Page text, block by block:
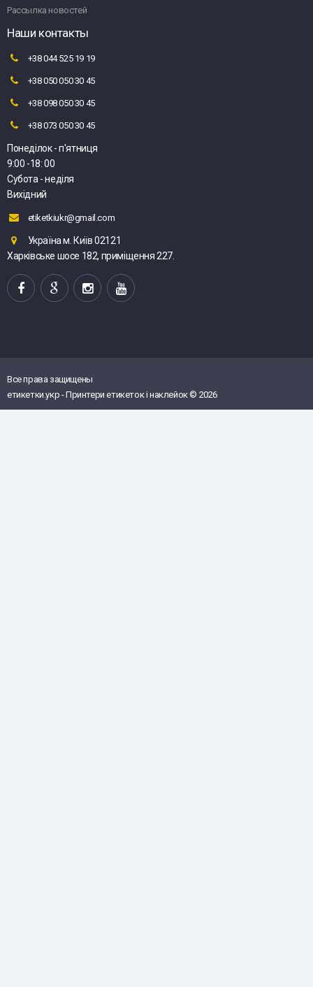
Рассылка новостей
Наши контакты
+38 044 525 19 19
+38 050 050 30 45
+38 098 050 30 45
+38 073 050 30 45
Понеділок - п'ятниця
9:00 -18: 00
Субота - неділя
Вихідний
etiketkiukr@gmail.com
Україна м. Київ 02121
Харківське шосе 182, приміщення 227.
Все права защищены
етикетки.укр - Принтери етикеток і наклейок © 2026